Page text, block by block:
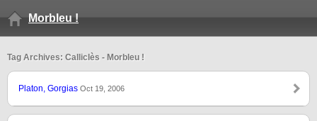
Morbleu !
Tag Archives: Calliclès - Morbleu !
Platon, Gorgias Oct 19, 2006